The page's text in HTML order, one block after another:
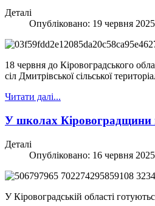
Деталі
Опубліковано: 19 червня 2025
18 червня до Кіровоградського
сіл Дмитрівської сільської
Читати далі...
У школах Кіровоградщини
Деталі
Опубліковано: 16 червня 2025
У Кіровоградській області